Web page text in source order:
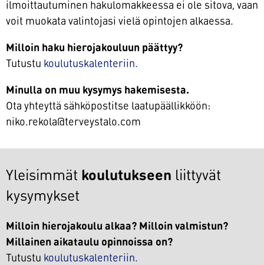
ilmoittautuminen hakulomakkeessa ei ole sitova, vaan
voit muokata valintojasi vielä opintojen alkaessa.
Milloin haku hierojakouluun päättyy?
Tutustu koulutuskalenteriin.
Minulla on muu kysymys hakemisesta.
Ota yhteyttä sähköpostitse laatupäällikköön:
niko.rekola@terveystalo.com
Yleisimmät koulutukseen liittyvät
kysymykset
Milloin hierojakoulu alkaa? Milloin valmistun?
Millainen aikataulu opinnoissa on?
Tutustu koulutuskalenteriin.